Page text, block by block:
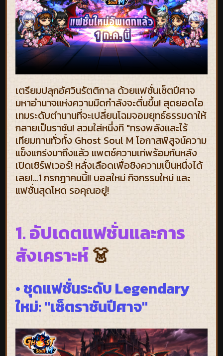
เตรียมปลุกอัศวินรัตติกาล ด้วยแฟชั่นเซ็ตปีศาจ
มหาอำนาจแห่งความมืดกำลังจะตื่นขึ้น! สุดยอดไอ
เทมระดับตำนานที่จะเปลี่ยนโฉมจอมยุทธ์ธรรมดาให้
กลายเป็นราชัน! สวมใส่หนึ่งที "ทรงพลังและไร้
เทียมทานทั่วทั้ง Ghost Soul M โอกาสพิสูจน์ความ
แข็งแกร่งมาถึงแล้ว แพตซ์ความเท่พร้อมกันหลัง
เปิดเซิร์ฟเวอร์! หลั่งเลือดเพื่อชิงความเป็นหนึ่งได้
เลย!…1 กรกฎาคมนี้!! บอสใหม่ กิจกรรมใหม่ และ
แฟชั่นสุดโหด รอคุณอยู่!
1. อัปเดตแฟชั่นและการ
สังเคราะห์👗
• ชุดแฟชั่นระดับ Legendary
ใหม่: "เซ็ตราชันปีศาจ"